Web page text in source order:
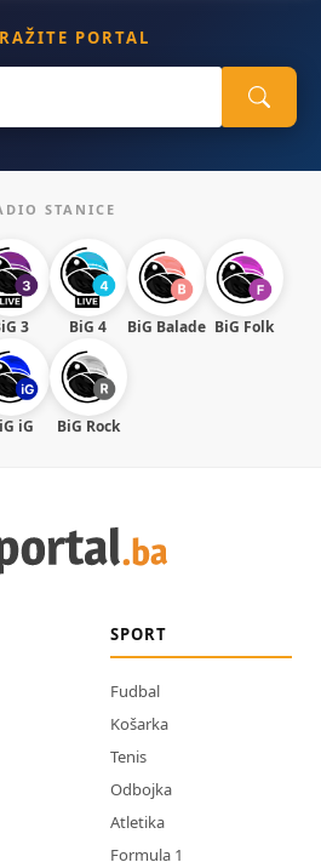
PORTAL
STANICE
3 BiG 4 BiG Balade BiG Folk
iG BiG Rock
SPORT
Fudbal
Košarka
Tenis
Odbojka
Atletika
Formula 1